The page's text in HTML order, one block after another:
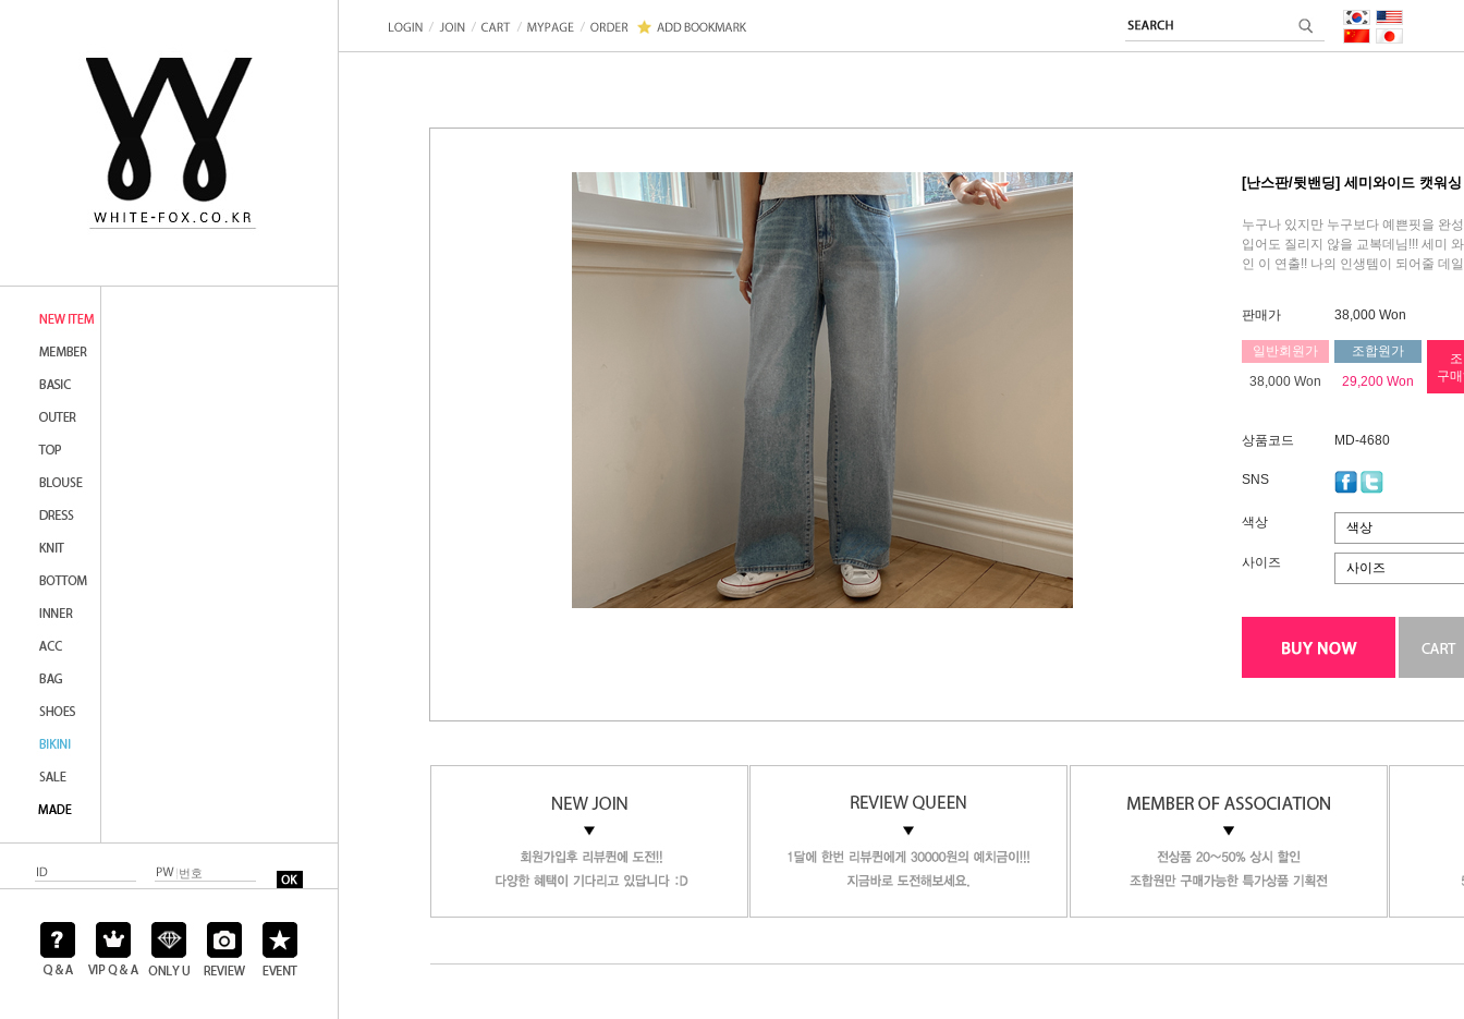
[난스판/뒷밴딩] 세미와이드 캣워
누구나 있지만 누구보다 예쁜핏을 완
입어도 질리지 않을 교복데님!!! 세미
인 이 연출!! 나의 인생템이 되어줄 데
판매가 38,000 Won
일반회원가
38,000 Won
조합원가
29,200 Won
구
상품코드 MD-4680
SNS
색상 색상
사이즈 사이즈